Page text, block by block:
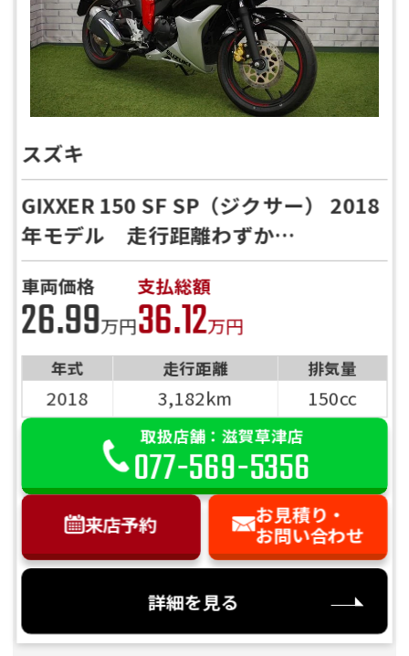
スズキ
GIXXER 150 SF SP（ジクサー） 2018
年モデル 走行距離わずか
3182Km！ リアキャリア付き！！
車両価格
26.99万円
支払総額
36.12万円
年式 走行距離 排気量
2018 3,182km 150cc
取扱店舗：滋賀草津店
077-569-5356
来店予約
お見積り・
お問い合わせ
詳細を見る